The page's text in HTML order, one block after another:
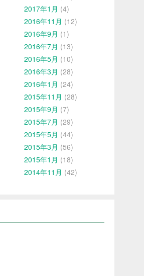
2017年1月 (4)
2016年11月 (12)
2016年9月 (1)
2016年7月 (13)
2016年5月 (10)
2016年3月 (28)
2016年1月 (24)
2015年11月 (28)
2015年9月 (7)
2015年7月 (29)
2015年5月 (44)
2015年3月 (56)
2015年1月 (18)
2014年11月 (42)